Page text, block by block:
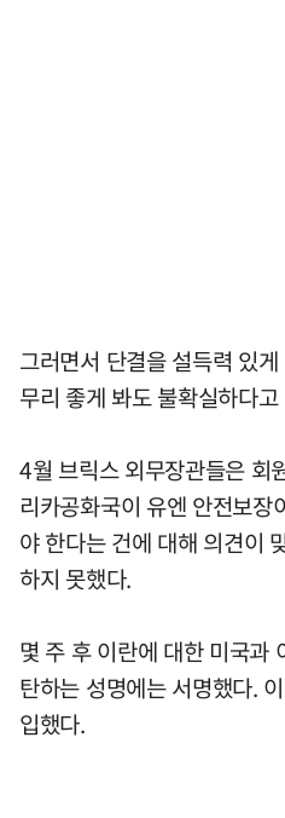
그러면서 단결을 설득력 있
무리 좋게 봐도 불확실하다
4월 브릭스 외무장관들은 회
리카공화국이 유엔 안전보장
야 한다는 건에 대해 의견이
하지 못했다.
몇 주 후 이란에 대한 미국과
탄하는 성명에는 서명했다.
입했다.